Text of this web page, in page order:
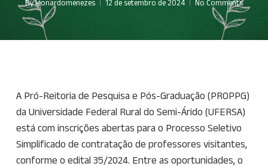
By leonardomenezes 12 de setembro de 2024 No Comments
A Pró-Reitoria de Pesquisa e Pós-Graduação (PROPPG)
da Universidade Federal Rural do Semi-Árido (UFERSA)
está com inscrições abertas para o Processo Seletivo
Simplificado de contratação de professores visitantes,
conforme o edital 35/2024. Entre as oportunidades, o